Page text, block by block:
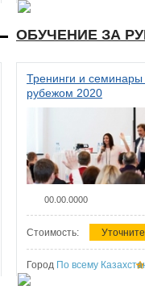
ОБУЧЕНИЕ ЗА
Тренинги и семинары
рубежом 2020
00.00.0000
Стоимость: Уточните
Город По всему